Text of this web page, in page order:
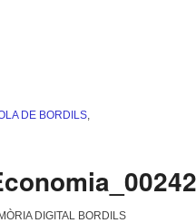
DE BORDILS,
DIGITAL BORDILS